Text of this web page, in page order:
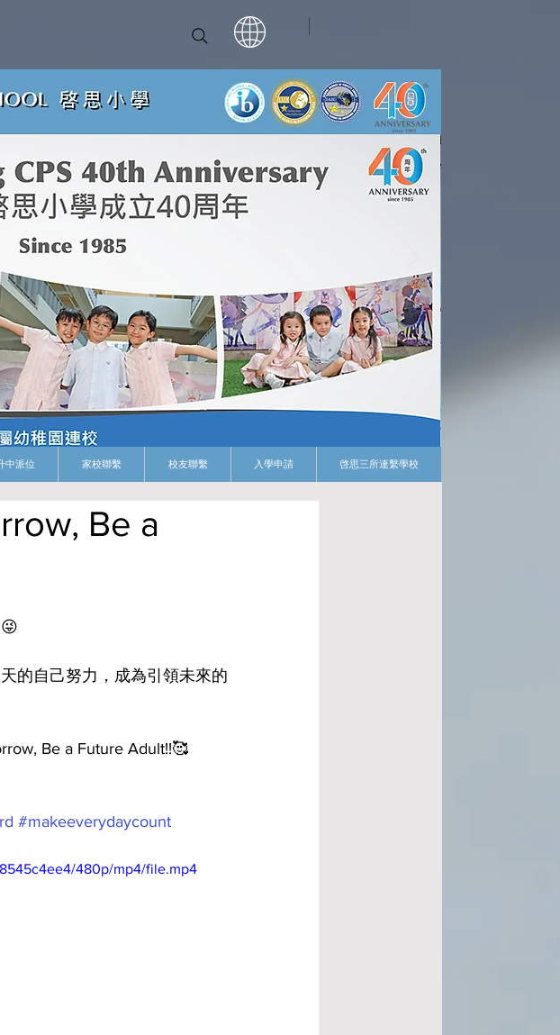
中派位 家校聯繫 校友聯繫 入學申請 啓思三所連繫學校
Be a
的自己努力，成為引領未來的
Be a Future Adult!!🥰
#makeeverydaycount
480p/mp4/file.mp4